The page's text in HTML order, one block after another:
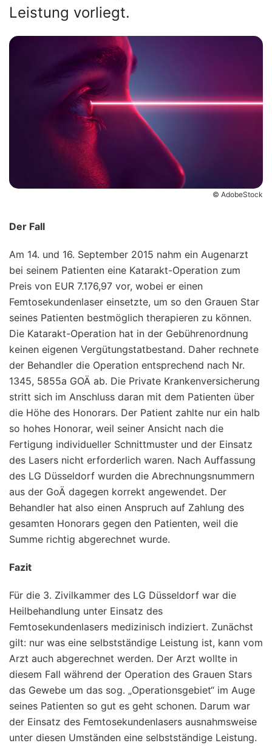
Leistung vorliegt.
© AdobeStock
Der Fall
Am 14. und 16. September 2015 nahm ein Augenarzt
bei seinem Patienten eine Katarakt-Operation zum
Preis von EUR 7.176,97 vor, wobei er einen
Femtosekundenlaser einsetzte, um so den Grauen Star
seines Patienten bestmöglich therapieren zu können.
Die Katarakt-Operation hat in der Gebührenordnung
keinen eigenen Vergütungstatbestand. Daher rechnete
der Behandler die Operation entsprechend nach Nr.
1345, 5855a GOÄ ab. Die Private Krankenversicherung
stritt sich im Anschluss daran mit dem Patienten über
die Höhe des Honorars. Der Patient zahlte nur ein halb
so hohes Honorar, weil seiner Ansicht nach die
Fertigung individueller Schnittmuster und der Einsatz
des Lasers nicht erforderlich waren. Nach Auffassung
des LG Düsseldorf wurden die Abrechnungsnummern
aus der GoÄ dagegen korrekt angewendet. Der
Behandler hat also einen Anspruch auf Zahlung des
gesamten Honorars gegen den Patienten, weil die
Summe richtig abgerechnet wurde.
Fazit
Für die 3. Zivilkammer des LG Düsseldorf war die
Heilbehandlung unter Einsatz des
Femtosekundenlasers medizinisch indiziert. Zunächst
gilt: nur was eine selbstständige Leistung ist, kann vom
Arzt auch abgerechnet werden. Der Arzt wollte in
diesem Fall während der Operation des Grauen Stars
das Gewebe um das sog. „Operationsgebiet“ im Auge
seines Patienten so gut es geht schonen. Darum war
der Einsatz des Femtosekundenlasers ausnahmsweise
unter diesen Umständen eine selbstständige Leistung.